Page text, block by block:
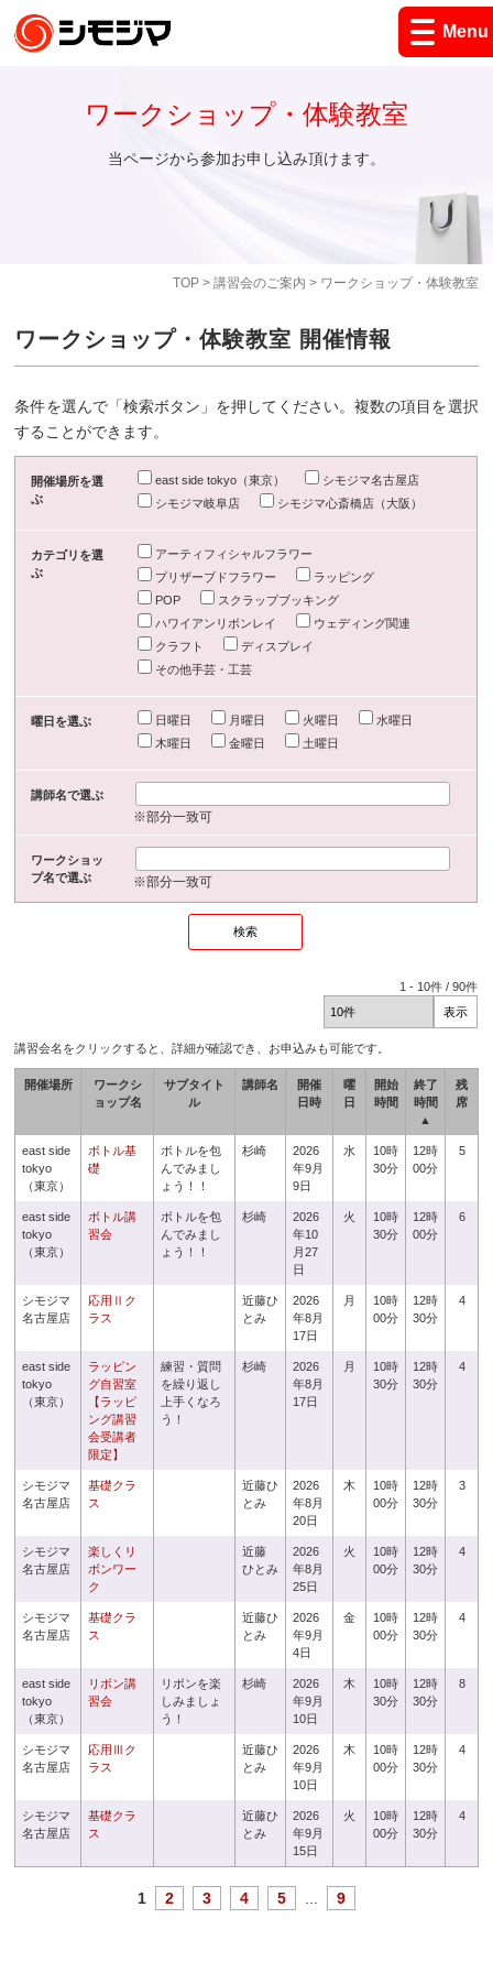
Menu
TOP> 講習会のご案内 > ワークショップ・体験教室
ワークショップ・体験教室
当ページから参加お申し込み頂けます。
ワークショップ・体験教室 開催情報
条件を選んで「検索ボタン」を押してください。複数の項目を選択
することができます。
開催場所を選
ぶ
east side tokyo（東京）
シモジマ名古屋店
シモジマ岐阜店
シモジマ心斎橋店（大阪）
カテゴリを選
ぶ
アーティフィシャルフラワー
プリザーブドフラワー
ラッピング
POP
スクラップブッキング
ハワイアンリボンレイ
ウェディング関連
クラフト
ディスプレイ
その他手芸・工芸
曜日を選ぶ 日曜日 月曜日 火曜日
水曜日
木曜日
金曜日 土曜日
講師名で選ぶ
※部分一致可
ワークショッ
プ名で選ぶ
※部分一致可
1 - 10件 /90件
講習会名をクリックすると、詳細が確認でき、お申込みも可能です。
開催場所
ワークシ
ョップ名
サブタイト
ル
講師名
開催
日時
曜
日
開始
時間
終了
時間
▲
残
席
east side
tokyo
（東京）
ボトル基
礎
ボトルを包
んでみまし
ょう！！
杉崎
2026
年9月
9日
水
10時
30分
12時
00分
5
east side
tokyo
（東京）
ボトル講
習会
ボトルを包
んでみまし
ょう！！
杉崎
2026
年10
月27
日
火
10時
30分
12時
00分
6
シモジマ
名古屋店
応用Ⅱク
ラス
近藤ひ
とみ
2026
年8月
17日
月
10時
00分
12時
30分
4
east side
tokyo
（東京）
ラッピン
グ自習室
【ラッピ
ング講習
会受講者
限定】
練習・質問
を繰り返し
上手くなろ
う！
杉崎
2026
年8月
17日
月
10時
30分
12時
30分
4
シモジマ
名古屋店
基礎クラ
ス
近藤ひ
とみ
2026
年8月
20日
木
10時
00分
12時
30分
3
シモジマ
名古屋店
楽しくリ
ボンワー
ク
近藤
ひとみ
2026
年8月
25日
火
10時
00分
12時
30分
4
シモジマ
名古屋店
基礎クラ
ス
近藤ひ
とみ
2026
年9月
4日
金
10時
00分
12時
30分
4
east side
tokyo
（東京）
リボン講
習会
リボンを楽
しみましょ
う！
杉崎
2026
年9月
10日
木
10時
30分
12時
30分
8
シモジマ
名古屋店
応用Ⅲク
ラス
近藤ひ
とみ
2026
年9月
10日
木
10時
00分
12時
30分
4
シモジマ
名古屋店
基礎クラ
ス
近藤ひ
とみ
2026
年9月
15日
火
10時
00分
12時
30分
4
1 2 3 4 5 9